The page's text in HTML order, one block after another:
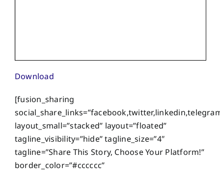
Download
[fusion_sharing
layout_small=”stacked” layout=”floated”
tagline_visibility=”hide” tagline_size=”4″
tagline=”Share This Story, Choose Your Platform!”
border_color=”#cccccc”